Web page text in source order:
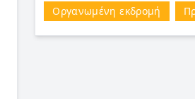
Οργανωμένη εκδρομή